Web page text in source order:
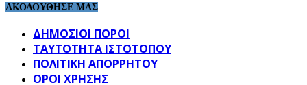
ΑΚΟΛΟΥΘΗΣΕ ΜΑΣ
ΔΗΜΟΣΙΟΙ ΠΟΡΟΙ
ΤΑΥΤΌΤΗΤΑ ΙΣΤΌΤΟΠΟΥ
ΠΟΛΙΤΙΚΉ ΑΠΟΡΡΉΤΟΥ
ΌΡΟΙ ΧΡΉΣΗΣ